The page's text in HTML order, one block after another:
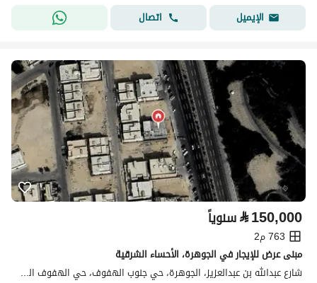
الإيميل
اتصال
⃁150,000 سنوياً
763 م2
مبنى عرض للإيجار في الجوهرة، الأحساء الشرقية
شارع عبدالله بن عبدالعزيز، الجوهرة، حي جنوب الهفوف، حي الهفوف المنطقة الشرقية، الأحساء